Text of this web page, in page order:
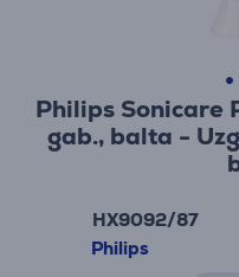
Philips Sonicare
gab., balta -
HX9092/87
Philips